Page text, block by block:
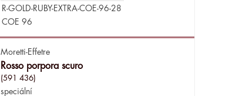
R-GOLD-RUBY-EXTRA-COE-96-28
COE 96
Moretti-Effetre
Rosso porpora scuro
(591 436)
speciální